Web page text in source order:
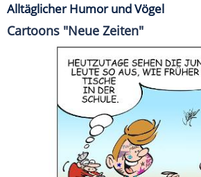
Alltäglicher Humor und Vögel
Cartoons "Neue Zeiten"